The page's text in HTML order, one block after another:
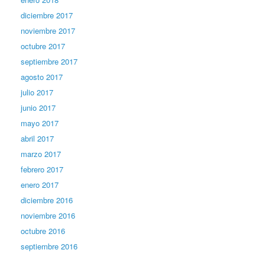
diciembre 2017
noviembre 2017
octubre 2017
septiembre 2017
agosto 2017
julio 2017
junio 2017
mayo 2017
abril 2017
marzo 2017
febrero 2017
enero 2017
diciembre 2016
noviembre 2016
octubre 2016
septiembre 2016